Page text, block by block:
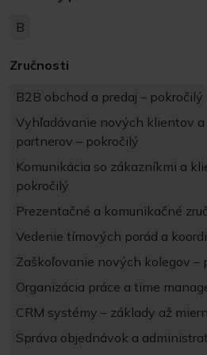
B
Zručnosti
B2B obchod a predaj – pokročilý
Vyhľadávanie nových klientov
partnerov – pokročilý
Komunikácia so zákazníkmi a
pokročilý
Prezentačné a komunikačné
Vedenie tímových porád a
Zaškoľovanie nových kolegov –
Organizácia práce a time
CRM systémy – základy až
Správa objednávok a